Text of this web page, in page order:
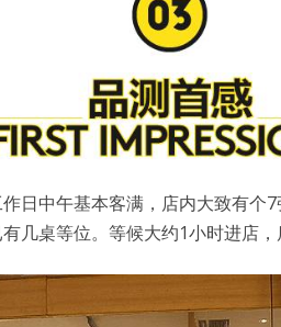
日中午基本客满，店内大致有个
几桌等位。等候大约1小时进店，